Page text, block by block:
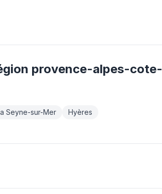
provence-alpes-cote-
Seyne-sur-Mer Hyères